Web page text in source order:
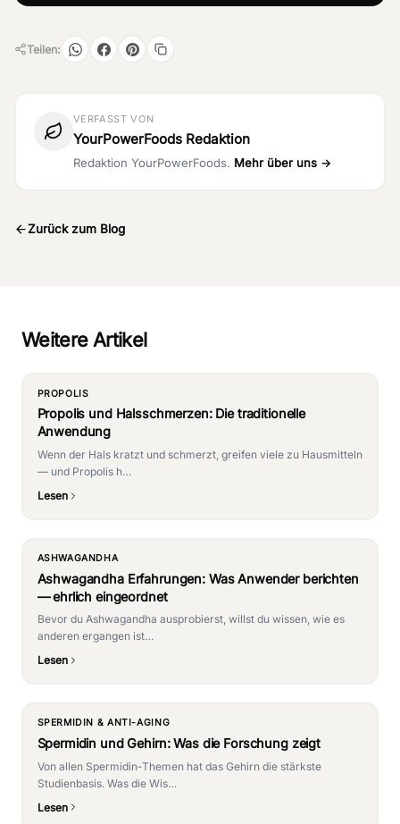
Teilen:
VERFASST VON
YourPowerFoods Redaktion
Redaktion YourPowerFoods. Mehr über uns →
Zurück zum Blog
Weitere Artikel
PROPOLIS
Propolis und Halsschmerzen: Die traditionelle
Anwendung
Wenn der Hals kratzt und schmerzt, greifen viele zu Hausmitteln
— und Propolis h…
Lesen
ASHWAGANDHA
Ashwagandha Erfahrungen: Was Anwender berichten
— ehrlich eingeordnet
Bevor du Ashwagandha ausprobierst, willst du wissen, wie es
anderen ergangen ist…
Lesen
SPERMIDIN & ANTI-AGING
Spermidin und Gehirn: Was die Forschung zeigt
Von allen Spermidin-Themen hat das Gehirn die stärkste
Studienbasis. Was die Wis…
Lesen